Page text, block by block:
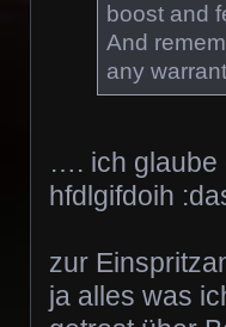
boost and
And
any
…. ich glaube
hfdlgifdoih
zur
ja alles was